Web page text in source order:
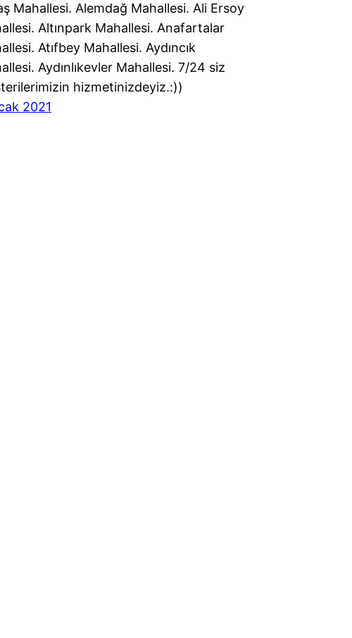
Mahallesi. Alemdağ Mahallesi. Ali Ersoy
Altınpark Mahallesi. Anafartalar
Atıfbey Mahallesi. Aydıncık
Aydınlıkevler Mahallesi. 7/24 siz
hizmetinizdeyiz.:))
2021